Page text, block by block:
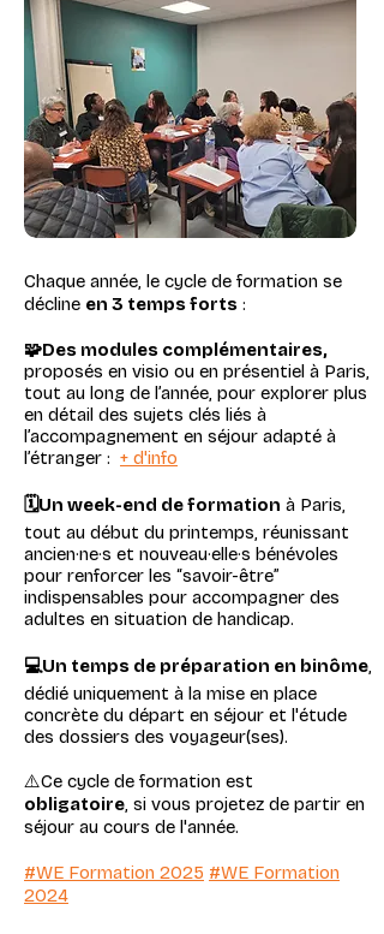
Chaque année, le cycle de formation se
décline en 3 temps forts :
🧩Des modules complémentaires,
proposés en visio ou en présentiel à Paris,
tout au long de l’année, pour explorer plus
en détail des sujets clés liés à
l’accompagnement en séjour adapté à
l’étranger : + d'info
🗓️Un week-end de formation à Paris,
tout au début du printemps, réunissant
ancien·ne·s et nouveau·elle·s bénévoles
pour renforcer les “savoir-être”
indispensables pour accompagner des
adultes en situation de handicap.
💻Un temps de préparation en binôme,
dédié uniquement à la mise en place
concrète du départ en séjour et l'étude
des dossiers des voyageur(ses).
⚠️Ce cycle de formation est
obligatoire, si vous projetez de partir en
séjour au cours de l'année.
#WE Formation 2025 #WE Formation
2024